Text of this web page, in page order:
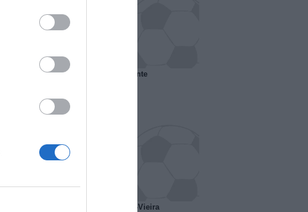
Francia, il Marsiglia senza presidente
A gennaio ipotesi scambio Davids-Vieira